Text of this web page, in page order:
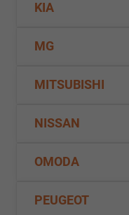
KIA
MG
MITSUBISHI
NISSAN
OMODA
PEUGEOT